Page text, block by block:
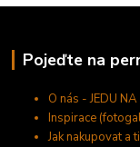
Pojeďte na
O nás - JEDU NA
Inspirace
Jak nakupovat a